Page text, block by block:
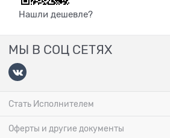
Нашли дешевле?
МЫ В СОЦ СЕТЯХ
Стать Исполнителем
Оферты и другие документы